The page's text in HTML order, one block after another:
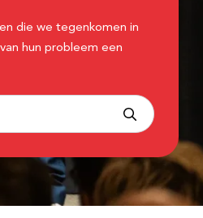
die we tegenkomen in
hun probleem een